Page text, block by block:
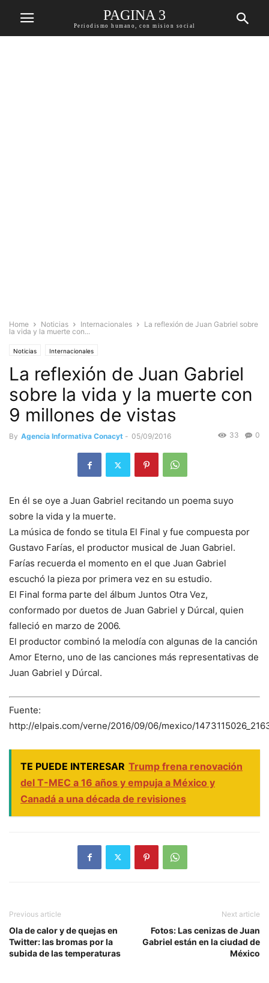
PAGINA 3
Periodismo humano, con mision social
Home Noticias Internacionales
La reflexión de Juan Gabriel sobre
la vida y la muerte con...
Noticias Internacionales
La reflexión de Juan Gabriel
sobre la vida y la muerte con
9 millones de vistas
By Agencia Informativa Conacyt - 05/09/2016 0
33
En él se oye a Juan Gabriel recitando un poema suyo
sobre la vida y la muerte.
La música de fondo se titula El Final y fue compuesta por
Gustavo Farías, el productor musical de Juan Gabriel.
Farías recuerda el momento en el que Juan Gabriel
escuchó la pieza por primera vez en su estudio.
El Final forma parte del álbum Juntos Otra Vez,
conformado por duetos de Juan Gabriel y Dúrcal, quien
falleció en marzo de 2006.
El productor combinó la melodía con algunas de la canción
Amor Eterno, uno de las canciones más representativas de
Juan Gabriel y Dúrcal.
Fuente:
http://elpais.com/verne/2016/09/06/mexico/
TE PUEDE INTERESAR Trump frena renovación
del T-MEC a 16 años y empuja a México y
Canadá a una década de revisiones
Previous article
Ola de calor y de quejas en
Twitter: las bromas por la
subida de las temperaturas
Next article
Fotos: Las cenizas de Juan
Gabriel están en la ciudad de
México